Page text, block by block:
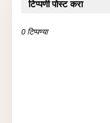
टिप्पणी पोस्ट करा
0 टिप्पण्या